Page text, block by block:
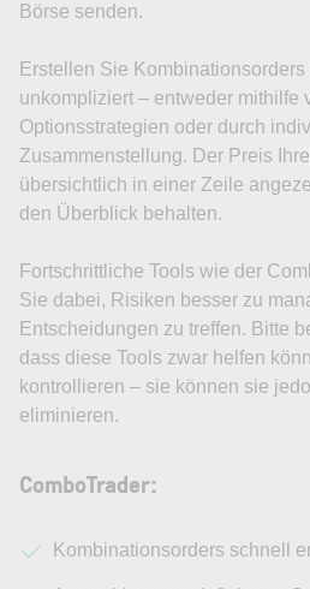
Börse senden.
Erstellen Sie Kombinationsorders
unkompliziert – entweder mithilfe
Optionsstrategien oder durch
Zusammenstellung. Der Preis
übersichtlich in einer Zeile
den Überblick behalten.
Fortschrittliche Tools wie der
Sie dabei, Risiken besser zu
Entscheidungen zu treffen. Bitte
dass diese Tools zwar helfen
kontrollieren – sie können sie
eliminieren.
ComboTrader:
Kombinationsorders schnell